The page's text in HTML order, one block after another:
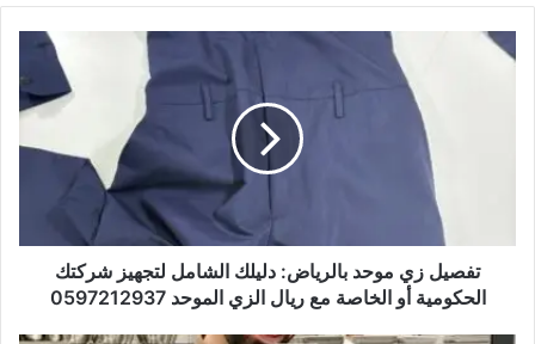
تفصيل زي موحد بالرياض: دليلك الشامل لتجهيز شركتك
الحكومية أو الخاصة مع ريال الزي الموحد 0597212937